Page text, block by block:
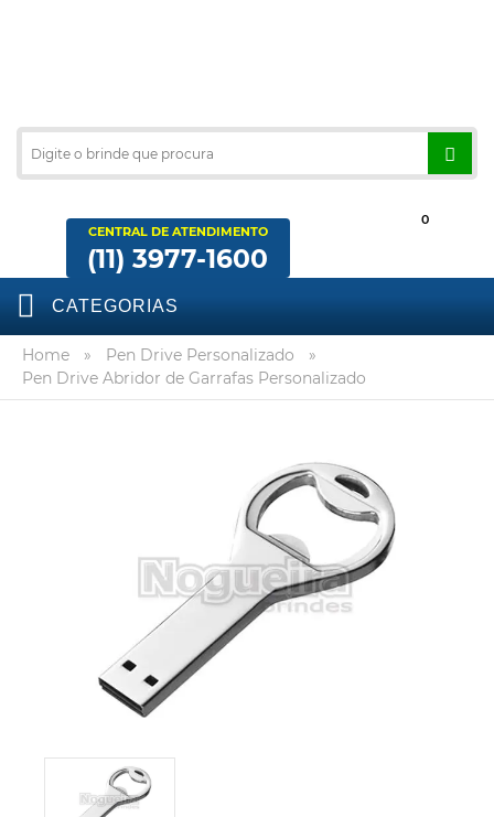
CENTRAL DE ATENDIMENTO
(11) 3977-1600
0
CATEGORIAS
Home » Pen Drive Personalizado
»
Pen Drive Abridor de Garrafas Personalizado